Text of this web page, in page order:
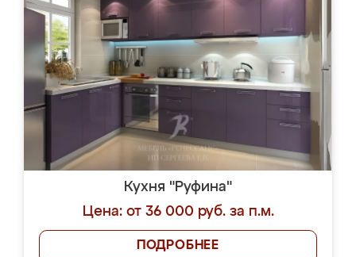
Кухня "Руфина"
Цена: от 36 000 руб. за п.м.
ПОДРОБНЕЕ